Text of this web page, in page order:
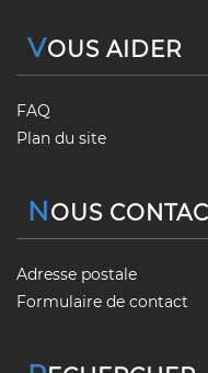
VOUS AIDER
FAQ
Plan du site
NOUS
Adresse postale
Formulaire de contact